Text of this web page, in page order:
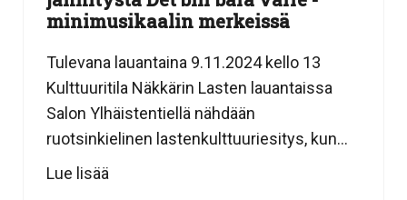
minimusikaalin merkeissä
Tulevana lauantaina 9.11.2024 kello 13
Kulttuuritila Näkkärin Lasten lauantaissa
Salon Ylhäistentiellä nähdään
ruotsinkielinen lastenkulttuuriesitys, kun...
Lue lisää